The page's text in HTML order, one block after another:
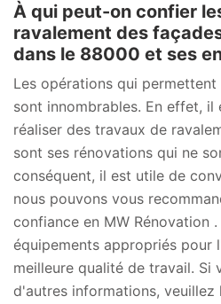
À qui peut-on confier
ravalement des
dans le 88000 et ses
Les opérations qui
sont innombrables. En effet, il
réaliser des travaux de
sont ses rénovations qui ne
conséquent, il est utile de
nous pouvons vous
confiance en MW Rénovation
équipements appropriés pour
meilleure qualité de travail. Si
d'autres informations, veuillez